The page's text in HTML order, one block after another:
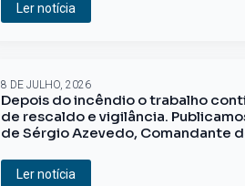
Ler notícia
Depois do incêndio o trabalho
de rescaldo e vigilância.
de Sérgio Azevedo, Comandante
8 DE JULHO, 2026
Ler notícia